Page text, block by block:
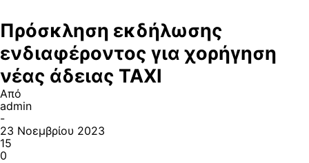
Πρόσκληση εκδήλωσης
ενδιαφέροντος για χορήγηση
νέας άδειας TAXI
Από
admin
-
23 Νοεμβρίου 2023
15
0